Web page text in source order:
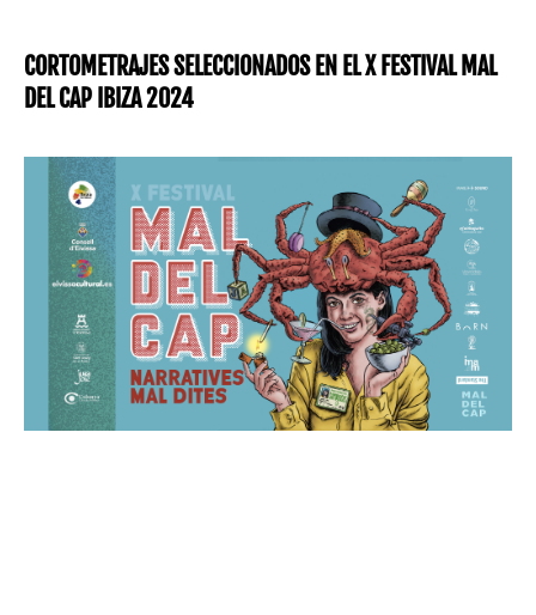
CORTOMETRAJES SELECCIONADOS EN EL X FESTIVAL MAL
DEL CAP IBIZA 2024